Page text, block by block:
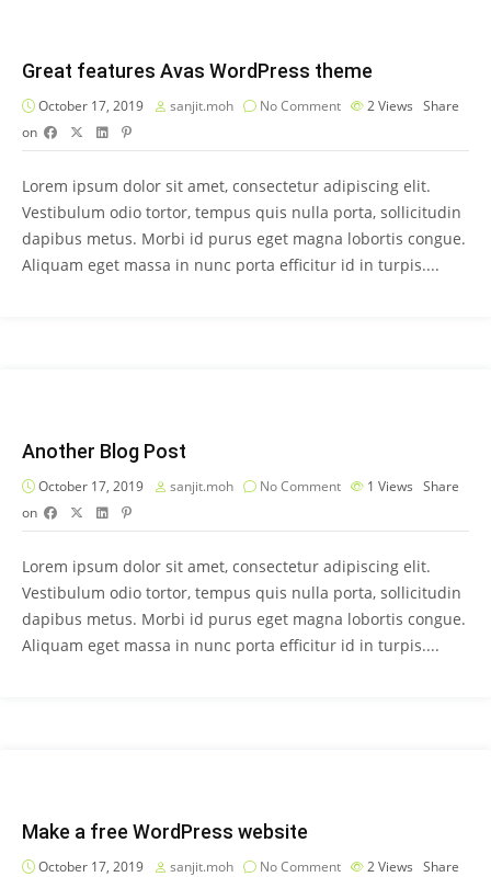
Great features Avas WordPress theme
October 17, 2019 sanjit.moh No Comment 2Views Share
on
Lorem ipsum dolor sit amet, consectetur adipiscing elit.
Vestibulum odio tortor, tempus quis nulla porta, sollicitudin
dapibus metus. Morbi id purus eget magna lobortis congue.
Aliquam eget massa in nunc porta efficitur id in turpis....
Another Blog Post
October 17, 2019 sanjit.moh No Comment 1 Views Share
on
Lorem ipsum dolor sit amet, consectetur adipiscing elit.
Vestibulum odio tortor, tempus quis nulla porta, sollicitudin
dapibus metus. Morbi id purus eget magna lobortis congue.
Aliquam eget massa in nunc porta efficitur id in turpis....
Make a free WordPress website
October 17, 2019 sanjit.moh No Comment 2Views Share